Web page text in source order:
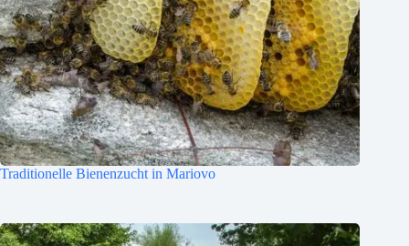
Traditionelle Bienenzucht in Mariovo